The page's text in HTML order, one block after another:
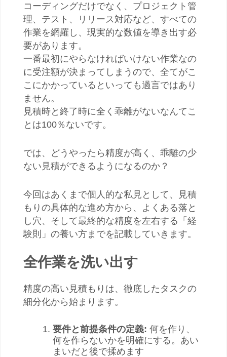
コーディングだけでなく、プロジェクト管
理、テスト、リリース対応など、すべての
作業を網羅し、現実的な数値を導き出す必
要があります。
一番最初にやらなければいけない作業なの
に受注額が決まってしまうので、全てがこ
こにかかっているといっても過言ではあり
ません。
見積時と終了時に全く乖離がないなんてこ
とは100％ないです。
では、どうやったら精度が高く、乖離の少
ない見積ができるようになるのか？
今回はあくまで個人的な私見として、見積
もりの具体的な進め方から、よくある落と
し穴、そして最終的な精度を左右する「経
験則」の養い方までを記載していきます。
全作業を洗い出す
精度の高い見積もりは、徹底したタスクの
細分化から始まります。
要件と前提条件の定義: 何を作り、
何を作らないかを明確にする。あい
まいだと後で揉めます